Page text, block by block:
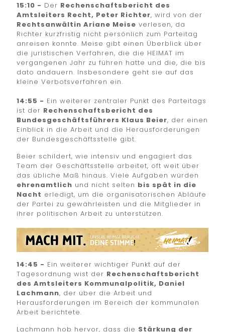
15:10 - Der Rechenschaftsbericht des
Amtsleiters Recht, Peter Richter, wird von der
Rechtsanwältin Ariane Meise verlesen, da
Richter kurzfristig nicht persönlich zum Parteitag
anreisen konnte. Meise gibt einen Überblick über
die juristischen Verfahren, die die HEIMAT im
vergangenen Jahr zu führen hatte und die, die bis
dato andauern. Insbesondere geht sie auf das
kleine Verbotsverfahren ein.
14:55 - Ein weiterer zentraler Punkt des Parteitags
ist der Rechenschaftsbericht des
Bundesgeschäftsführers Klaus Beier, der einen
Einblick in die Arbeit und die Herausforderungen
der Bundesgeschäftsstelle gibt.
Beier schildert, wie intensiv und engagiert das
Team der Geschäftsstelle arbeitet, oft weit über
das übliche Maß hinaus. Viele Aufgaben würden
ehrenamtlich und nicht selten bis spät in die
Nacht erledigt, um die organisatorischen Abläufe
der Partei zu gewährleisten und die Mitglieder in
ihrer politischen Arbeit zu unterstützen.
14:45 - Ein weiterer wichtiger Punkt auf der
Tagesordnung wist der Rechenschaftsbericht
des Amtsleiters Kommunalpolitik, Daniel
Lachmann, der über die Arbeit und
Herausforderungen im Bereich der kommunalen
Arbeit berichtete.
Lachmann hob hervor, dass die Stärkung der